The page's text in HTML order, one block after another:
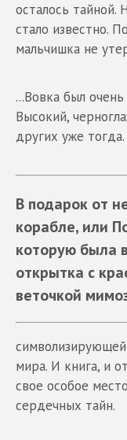
осталось тайной.
стало известно.
мальчишка не
...Вовка был
Высокий,
других уже тогда.
В подарок от
корабле, или
которую была
открытка с
веточкой
мира. И книга, и
свое особое
сердечных тайн.